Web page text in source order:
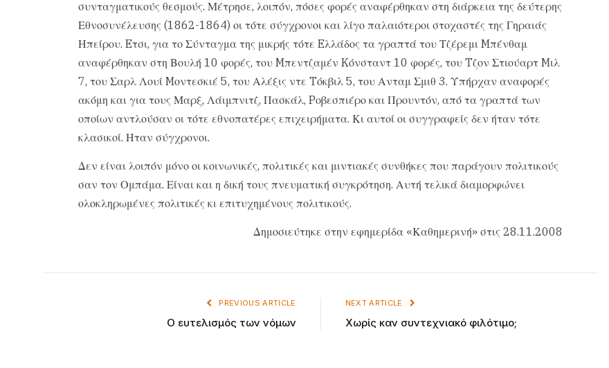
συνταγματικούς θεσμούς. Μέτρησε, λοιπόν, πόσες φορές αναφέρθηκαν στη διάρκεια της δεύτερης
Εθνοσυνέλευσης (1862-1864) οι τότε σύγχρονοι και λίγο παλαιότεροι στοχαστές της Γηραιάς
Ηπείρου. Eτσι, για το Σύνταγμα της μικρής τότε Eλλάδος τα γραπτά του Τζέρεμι Mπένθαμ
αναφέρθηκαν στη Βουλή 10 φορές, του Mπεντζαμέν Kόνσταντ 10 φορές, του Tζον Στιούαρτ Mιλ
7, του Σαρλ Λουί Mοντεσκιέ 5, του Αλέξις ντε Tόκβιλ 5, του Ανταμ Σμιθ 3. Υπήρχαν αναφορές
ακόμη και για τους Μαρξ, Λάιμπνιτζ, Πασκάλ, Pοβεσπιέρο και Προυντόν, από τα γραπτά των
οποίων αντλούσαν οι τότε εθνοπατέρες επιχειρήματα. Κι αυτοί οι συγγραφείς δεν ήταν τότε
κλασικοί. Ηταν σύγχρονοι.
Δεν είναι λοιπόν μόνο οι κοινωνικές, πολιτικές και μιντιακές συνθήκες που παράγουν πολιτικούς
σαν τον Ομπάμα. Είναι και η δική τους πνευματική συγκρότηση. Αυτή τελικά διαμορφώνει
ολοκληρωμένες πολιτικές κι επιτυχημένους πολιτικούς.
Δημοσιεύτηκε στην εφημερίδα «Καθημερινή» στις 28.11.2008
PREVIOUS ARTICLE
Ο ευτελισμός των νόμων
NEXT ARTICLE
Χωρίς καν συντεχνιακό φιλότιμο;